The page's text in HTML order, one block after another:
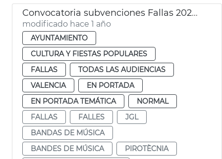
Convocatoria subvenciones Fallas 2025 pirotecnia agrupaciones musicales
modificado hace 1 año
AYUNTAMIENTO
CULTURA Y FIESTAS POPULARES
FALLAS
TODAS LAS AUDIENCIAS
VALENCIA
EN PORTADA
EN PORTADA TEMÁTICA
NORMAL
FALLAS
FALLES
JGL
BANDAS DE MÚSICA
BANDES DE MÚSICA
PIROTÈCNIA